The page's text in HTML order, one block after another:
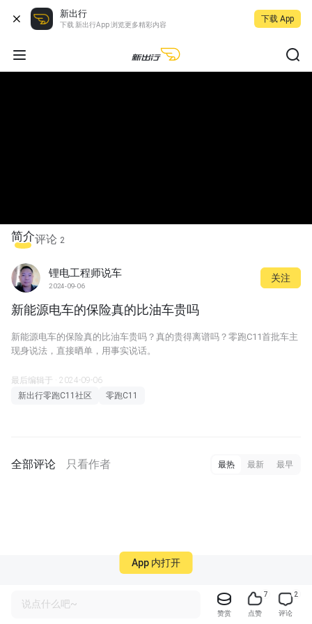
新出行
下载 新出行App 浏览更多精彩内容
下载 App
简介评论 2
锂电工程师说车
2024-09-06
关注
新能源电车的保险真的比油车贵吗
新能源电车的保险真的比油车贵吗？真的贵得离谱吗？零跑C11首批车主
现身说法，直接晒单，用事实说话。
最后编辑于 · 2024-09-06
新出行零跑C11社区
零跑C11
全部评论 只看作者 最热 最新 最早
说点什么吧~
赞赏
7
点赞
2
评论
App 内打开